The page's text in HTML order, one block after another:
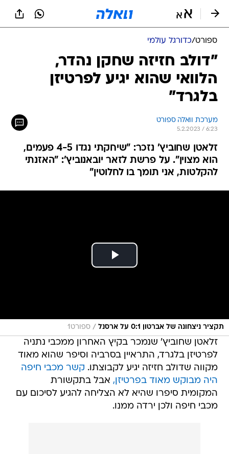
ספורט/כדורגל עולמי
"דולב חזיזה שחקן נהדר,
הלוואי שהוא יגיע לפרטיזן
בלגרד"
מערכת וואלה ספורט
5.2.2023 / 6:23
זלאטן שחוביץ' נזכר: "שיחקתי נגדו 4-5 פעמים,
הוא מצוין". על פרשת לזאר יובאנוביץ': "האזנתי
להקלטות, אני תומך בו לחלוטין"
תקציר ניצחונה של אברטון 0:1 על ארסנל / ספורט1
זלאטן שחוביץ' שנמכר בקיץ האחרון ממכבי נתניה
לפרטיזן בלגרד, התראיין בסרביה וסיפר שהוא מאוד
מקווה שדולב חזיזה יגיע לקבוצתו. קשר מכבי חיפה
היה מבוקש מאוד בפרטיזן, אבל בתקשורת
המקומית סיפרו שהיא לא הצליחה להגיע לסיכום עם
מכבי חיפה ולכן ירדה ממנו.